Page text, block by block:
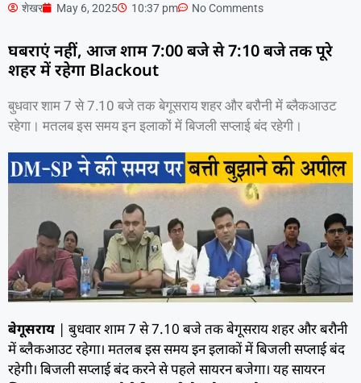
शेखर May 6, 2025 10:37 pm No Comments
घबराएं नहीं, आज शाम 7:00 बजे से 7:10 बजे तक पूरे
शहर में रहेगा Blackout
बुधवार शाम 7 से 7.10 बजे तक बेगूसराय शहर और बरौनी में ब्लैकआउट
रहेगा। मतलब इस समय इन इलाकों में बिजली सप्लाई बंद रहेगी।
बेगूसराय | बुधवार शाम 7 से 7.10 बजे तक बेगूसराय शहर और बरौनी
में ब्लैकआउट रहेगा। मतलब इस समय इन इलाकों में बिजली सप्लाई बंद
रहेगी। बिजली सप्लाई बंद करने से पहले सायरन बजेगा। यह सायरन